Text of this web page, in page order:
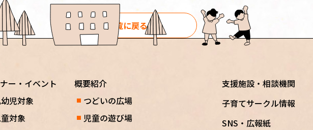
一覧に戻る
ー・イベント
児対象
対象
概要紹介
つどいの広場
児童の遊び場
支援施設・相談機関
子育てサークル情報
SNS・広報紙